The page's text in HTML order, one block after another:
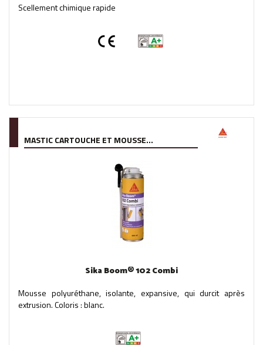
Scellement chimique rapide
MASTIC CARTOUCHE ET MOUSSE...
Sika Boom® 102 Combi
Mousse polyuréthane, isolante, expansive, qui durcit après
extrusion. Coloris : blanc.